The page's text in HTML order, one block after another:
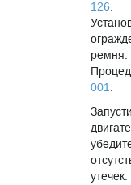
126.
001.
утечек.